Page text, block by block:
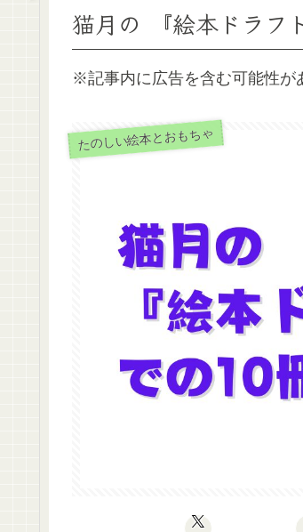
猫月の 『絵本ドラフ
※記事内に広告を含む可能性が
たのしい絵本とおもちゃ